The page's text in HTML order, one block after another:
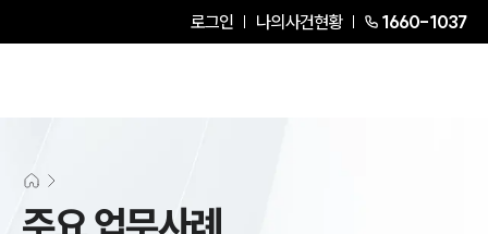
로그인 나의사건현황 1660-1037